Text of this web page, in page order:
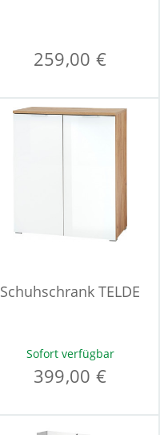
259,00 €
Schuhschrank TELDE
Sofort verfügbar
399,00 €